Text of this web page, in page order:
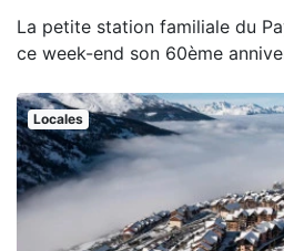
La petite station familiale du
ce week-end son 60ème
Locales